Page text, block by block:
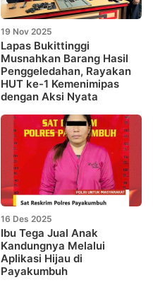
19 Nov 2025
Lapas Bukittinggi
Musnahkan Barang Hasil
Penggeledahan, Rayakan
HUT ke-1 Kemenimipas
dengan Aksi Nyata
16 Des 2025
Ibu Tega Jual Anak
Kandungnya Melalui
Aplikasi Hijau di
Payakumbuh